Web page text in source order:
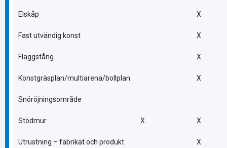
Elskåp X
Fast utvändig konst X
Flaggstång X
Konstgräsplan/multiarena/bollplan X
Snöröjningsområde
Stödmur X X
Utrustning – fabrikat och produkt
X